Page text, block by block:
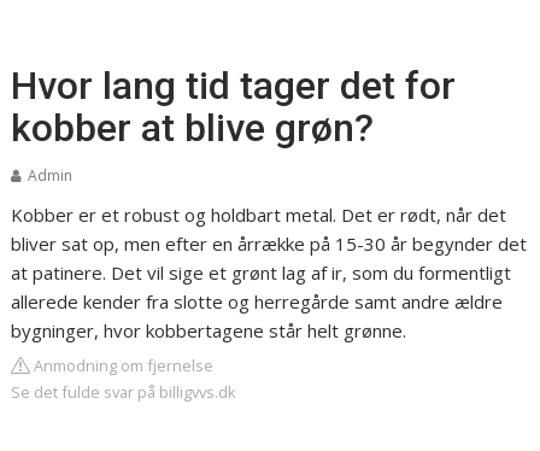
Hvor lang tid tager det for
kobber at blive grøn?
Admin
Kobber er et robust og holdbart metal. Det er rødt, når det
bliver sat op, men efter en årrække på 15-30 år begynder det
at patinere. Det vil sige et grønt lag af ir, som du formentligt
allerede kender fra slotte og herregårde samt andre ældre
bygninger, hvor kobbertagene står helt grønne.
Anmodning om fjernelse
Se det fulde svar på billigvvs.dk